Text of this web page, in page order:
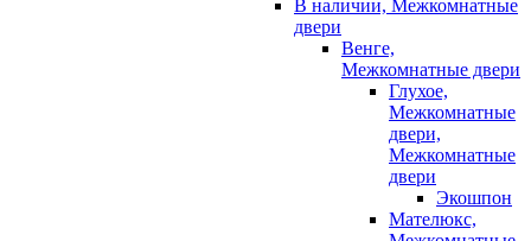
В наличии, Межкомнатные
двери
Венге,
Межкомнатные двери
Глухое,
Межкомнатные
двери,
Межкомнатные
двери
Экошпон
Мателюкс,